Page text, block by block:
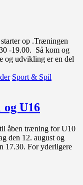
op .Træningen
-19.00. Så kom og
og udvikling er en del
Sport & Spil
U16
åben træning for U10
den 12. august og
17.30. For yderligere